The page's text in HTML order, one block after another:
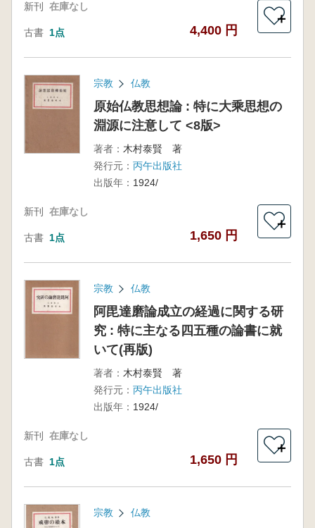
新刊 在庫なし
古書 1点 4,400 円
＋
宗教 仏教
原始仏教思想論 : 特に大乘思想の
淵源に注意して <8版>
著者： 木村泰賢 著
発行元： 丙午出版社
出版年： 1924/
新刊 在庫なし
古書 1点 1,650 円
＋
宗教 仏教
阿毘達磨論成立の経過に関する研
究 : 特に主なる四五種の論書に就
いて(再版)
著者： 木村泰賢 著
発行元： 丙午出版社
出版年： 1924/
新刊 在庫なし
古書 1点 1,650 円
＋
宗教 仏教